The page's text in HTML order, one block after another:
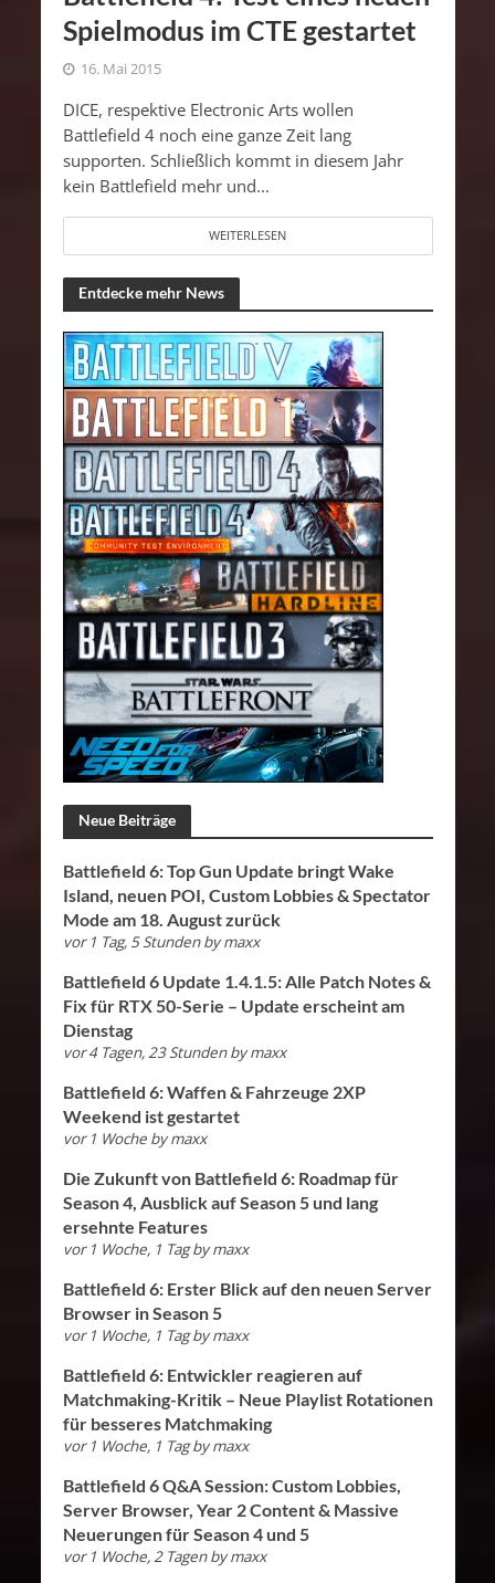
Spielmodus im CTE gestartet
16. Mai 2015
DICE, respektive Electronic Arts wollen
Battlefield 4 noch eine ganze Zeit lang
supporten. Schließlich kommt in diesem Jahr
kein Battlefield mehr und...
WEITERLESEN
Entdecke mehr News
Neue Beiträge
Battlefield 6: Top Gun Update bringt Wake
Island, neuen POI, Custom Lobbies & Spectator
Mode am 18. August zurück
vor 1 Tag, 5 Stunden bymaxx
Battlefield 6 Update 1.4.1.5: Alle Patch Notes &
Fix für RTX 50-Serie – Update erscheint am
Dienstag
vor 4 Tagen, 23 Stunden bymaxx
Battlefield 6: Waffen & Fahrzeuge 2XP
Weekend ist gestartet
vor 1 Woche bymaxx
Die Zukunft von Battlefield 6: Roadmap für
Season 4, Ausblick auf Season 5 und lang
ersehnte Features
vor 1 Woche, 1 Tag bymaxx
Battlefield 6: Erster Blick auf den neuen Server
Browser in Season 5
vor 1 Woche, 1 Tag bymaxx
Battlefield 6: Entwickler reagieren auf
Matchmaking-Kritik – Neue Playlist Rotationen
für besseres Matchmaking
vor 1 Woche, 1 Tag bymaxx
Battlefield 6 Q&A Session: Custom Lobbies,
Server Browser, Year 2 Content & Massive
Neuerungen für Season 4 und 5
vor 1 Woche, 2 Tagen bymaxx